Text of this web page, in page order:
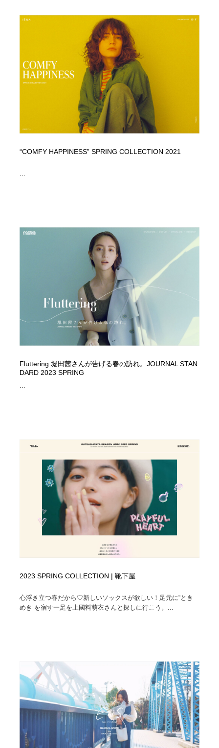
“COMFY HAPPINESS” SPRING COLLECTION 2021
...
Fluttering 堀田茜さんが告げる春の訪れ。JOURNAL STAN
DARD 2023 SPRING
2023 SPRING COLLECTION | 靴下屋
心浮き立つ春だから♡新しいソックスが欲しい！足元に“とき
めき”を宿す一足を上國料萌衣さんと探しに行こう。...